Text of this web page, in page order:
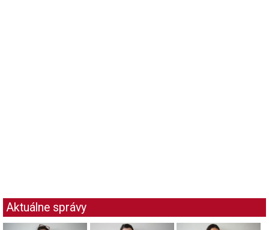
Aktuálne správy